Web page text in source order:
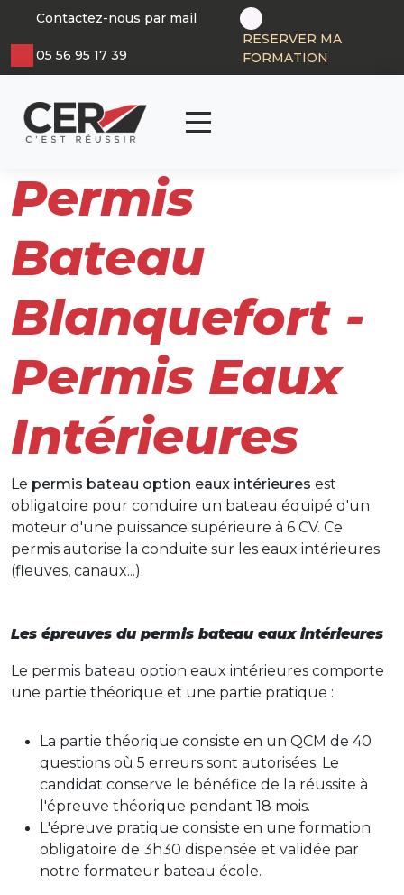
Panneau de gestion des cookies
Contactez-nous par mail
05 56 95 17 39
RESERVER MA
FORMATION
Permis
Bateau
Blanquefort -
Permis Eaux
Intérieures
Le permis bateau option eaux intérieures est
obligatoire pour conduire un bateau équipé d'un
moteur d'une puissance supérieure à 6 CV. Ce
permis autorise la conduite sur les eaux intérieures
(fleuves, canaux...).
Les épreuves du permis bateau eaux intérieures
Le permis bateau option eaux intérieures comporte
une partie théorique et une partie pratique :
La partie théorique consiste en un QCM de 40
questions où 5 erreurs sont autorisées. Le
candidat conserve le bénéfice de la réussite à
l'épreuve théorique pendant 18 mois.
L'épreuve pratique consiste en une formation
obligatoire de 3h30 dispensée et validée par
notre formateur bateau école.